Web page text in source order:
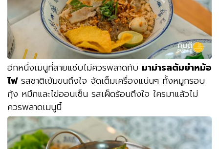
อีกหนึ่งเมนูที่สายแซ่บไม่ควรพลาดกับ มาม่ารสต้มยำหม้อ
ไฟรสชาติเข้มขนถึงใจ จัดเต็มเครื่องแน่นๆ ทั้งหมูกรอบ
กุ้ง หมึกและไข่ออนเซ็น รสเผ็ดร้อนถึงใจ ใครมาแล้วไม่
ควรพลาดเมนูนี้